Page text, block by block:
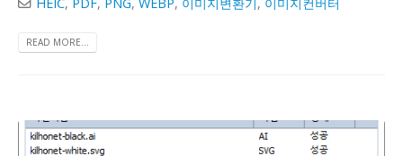
HEIC, PDF, PNG,WEBP, 이미지변환기, 이미지컨버터
READ MORE...